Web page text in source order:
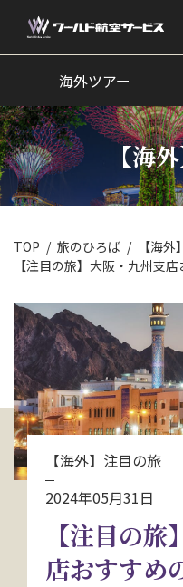
海外ツアー
国内ツアー
クルーズツアー
ツアー催行状況
旅のひろば
イベント
新着情報
会社情報
電話
海外ツアー
【海
TOP 旅のひろば
【海
【注目の旅】大阪・九州支
【海外】注目の旅
2024年05月31日
【注目の
店おすすめ